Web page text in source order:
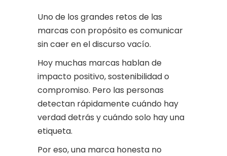
Uno de los grandes retos de las
marcas con propósito es comunicar
sin caer en el discurso vacío.
Hoy muchas marcas hablan de
impacto positivo, sostenibilidad o
compromiso. Pero las personas
detectan rápidamente cuándo hay
verdad detrás y cuándo solo hay una
etiqueta.
Por eso, una marca honesta no